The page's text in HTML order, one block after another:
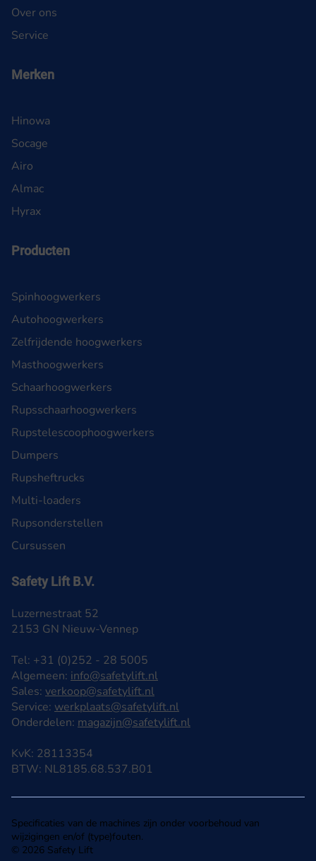
Specificaties van de machines zijn onder voorbehoud van
wijzigingen en/of (type)fouten.
© 2026 Safety Lift
Safety Lift B.V.
Luzernestraat 52
2153 GN Nieuw-Vennep
Tel: +31 (0)252 - 28 5005
Algemeen: info@safetylift.nl
Sales: verkoop@safetylift.nl
Service: werkplaats@safetylift.nl
Onderdelen: magazijn@safetylift.nl
KvK: 28113354
BTW: NL8185.68.537.B01
Over ons
Service
Merken
Hinowa
Socage
Airo
Almac
Hyrax
Producten
Spinhoogwerkers
Autohoogwerkers
Zelfrijdende hoogwerkers
Masthoogwerkers
Schaarhoogwerkers
Rupsschaarhoogwerkers
Rupstelescoophoogwerkers
Dumpers
Rupsheftrucks
Multi-loaders
Rupsonderstellen
Cursussen